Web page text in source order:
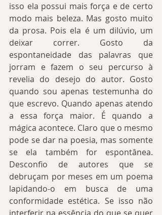
isso ela possui mais força e de certo
modo mais beleza. Mas gosto muito
da prosa. Pois ela é um dilúvio, um
deixar correr. Gosto da
espontaneidade das palavras que
jorram e fazem o seu percurso à
revelia do desejo do autor. Gosto
quando sou apenas testemunha do
que escrevo. Quando apenas atendo
a essa força maior. É quando a
mágica acontece. Claro que o mesmo
pode se dar na poesia, mas somente
se ela também for espontânea.
Desconfio de autores que se
debruçam por meses em um poema
lapidando-o em busca de uma
conformidade estética. Se isso não